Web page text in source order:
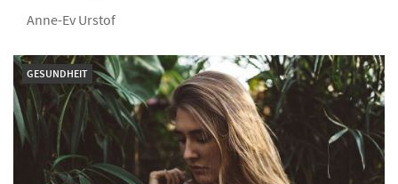
Anne-Ev Urstof
GESUNDHEIT